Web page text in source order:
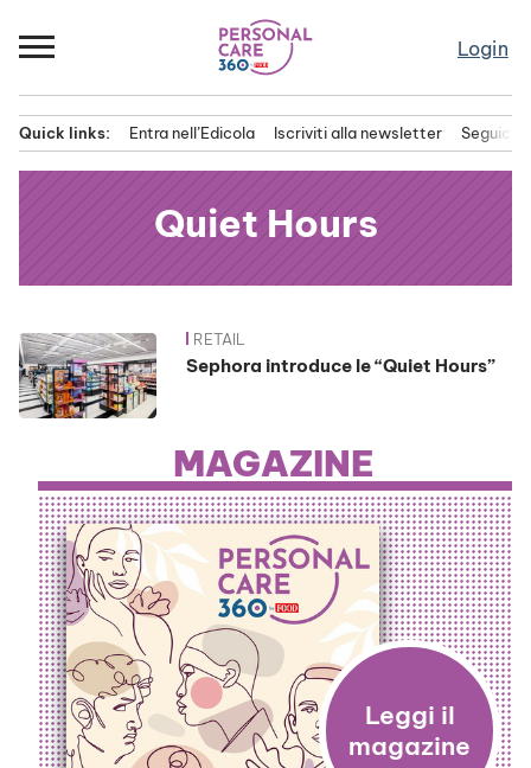
al
Login
principale
Quick links: Entra nell’Edicola Iscriviti alla newsletter Seguici
Quiet Hours
News RETAIL
Sephora introduce le “Quiet Hours”
MAGAZINE